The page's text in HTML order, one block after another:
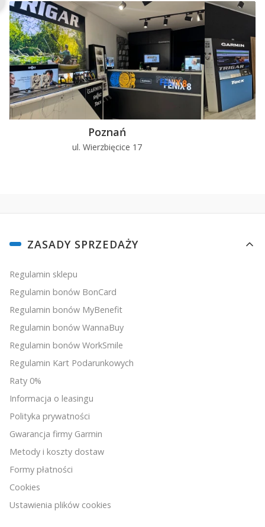
Poznań
ul. Wierzbięcice 17
Linki w stopce
ZASADY SPRZEDAŻY
Regulamin sklepu
Regulamin bonów BonCard
Regulamin bonów MyBenefit
Regulamin bonów WannaBuy
Regulamin bonów WorkSmile
Regulamin Kart Podarunkowych
Raty 0%
Informacja o leasingu
Polityka prywatności
Gwarancja firmy Garmin
Metody i koszty dostaw
Formy płatności
Cookies
Ustawienia plików cookies